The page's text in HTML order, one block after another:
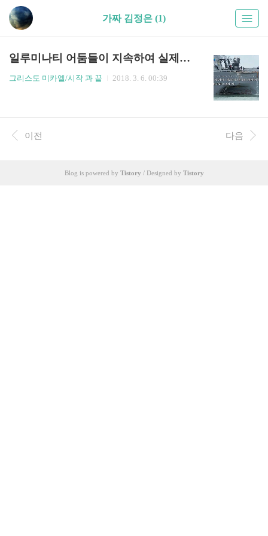
가짜 김정은 (1)
일루미나티 어둠들이 지속하여 실제로 저지른 한반도 전쟁상황
그리스도 미카엘/시작 과 끝 2018. 3. 6. 00:39
이전 다음
Blog is powered by Tistory / Designed by Tistory